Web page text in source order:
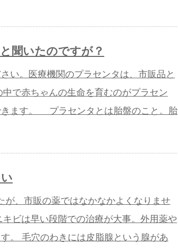
聞いたのですが？
い。医療機関のプラセンタは、市販品と
で赤ちゃんの生命を育むのがプラセン
きます。 プラセンタとは胎盤のこと。胎
が、市販の薬ではなかなかよくなりませ
ビは早い段階での治療が大事。外用薬や
。 毛穴のわきには皮脂腺という腺があ